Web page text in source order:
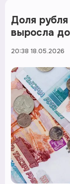
Доля
выросла
20:38 18.05.2026